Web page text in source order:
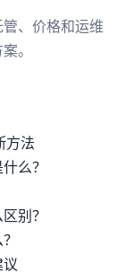
、价格和运维
。
方法
么？
别？
议